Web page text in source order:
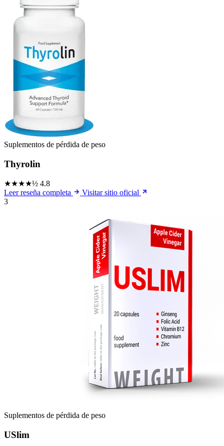
Suplementos de pérdida de peso
Thyrolin
★★★★½ 4.8
Leer reseña completa
Visitar sitio oficial
3
Suplementos de pérdida de peso
USlim